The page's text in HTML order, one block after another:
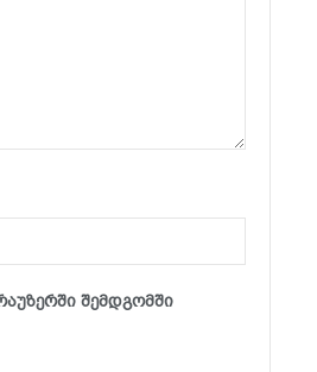
შემდგომში